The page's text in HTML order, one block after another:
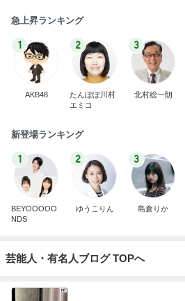
急上昇ランキング
1
AKB48
2
たんぽぽ川村
エミコ
3
北村総一朗
新登場ランキング
1
BEYOOOOO
NDS
2
ゆうこりん
3
島倉りか
芸能人・有名人ブログ TOPへ